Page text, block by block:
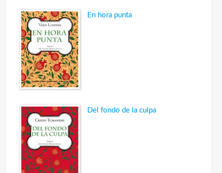
En hora punta
Del fondo de la culpa